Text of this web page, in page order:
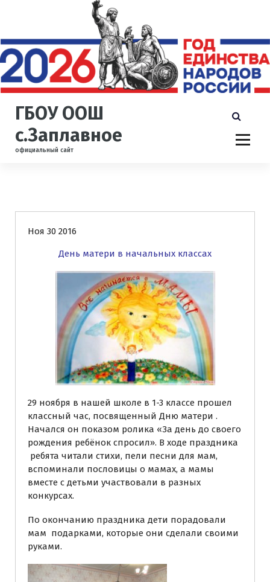
е
й
т
и
ГБОУ ООШ
с.Заплавное
официальный сайт
Ноя 30 2016
День матери в начальных классах
29 ноября в нашей школе в 1-3 классе прошел
классный час, посвященный Дню матери .
Начался он показом ролика «За день до своего
рождения ребёнок спросил». В ходе праздника
ребята читали стихи, пели песни для мам,
вспоминали пословицы о мамах, а мамы
вместе с детьми участвовали в разных
конкурсах.
По окончанию праздника дети порадовали
мам подарками, которые они сделали своими
руками.